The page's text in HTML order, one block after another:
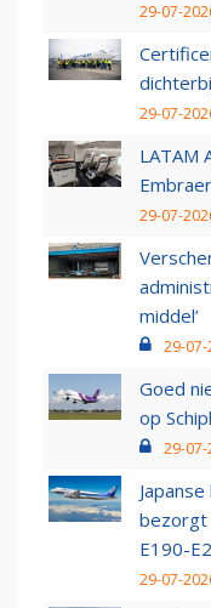
29-07-
29-07-
LATAM
29-07-
middel’
29-
Goed
op
29-
bezorgt
E190-E2
29-07-